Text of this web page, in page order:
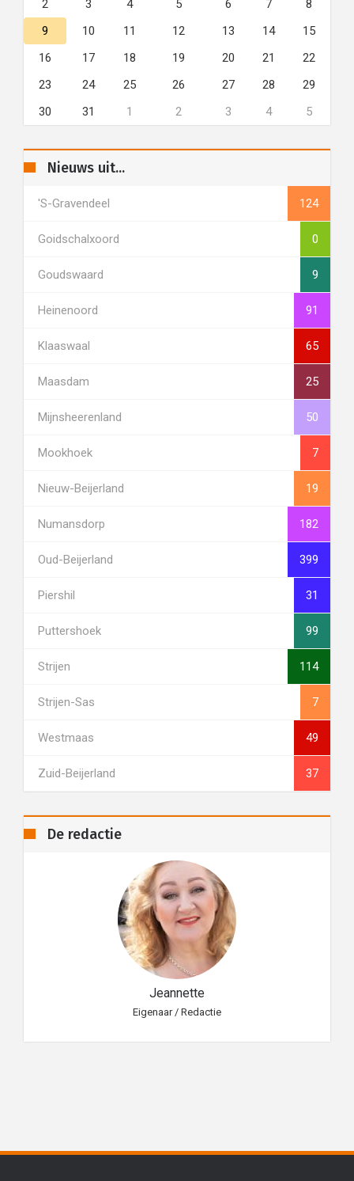
2 3 4 5 6 7
8
9
10 11 12 13 14
15
16
17 18 19 20 21
22
23
24 25 26 27 28
29
30
31 1 2 3 4 5
Nieuws uit...
's-Gravendeel 124
Goidschalxoord 0
Goudswaard 9
Heinenoord 91
Klaaswaal 65
Maasdam 25
Mijnsheerenland 50
Mookhoek 7
Nieuw-Beijerland 19
Numansdorp 182
Oud-Beijerland 399
Piershil 31
Puttershoek 99
Strijen 114
Strijen-Sas 7
Westmaas 49
Zuid-Beijerland 37
De redactie
Jeannette
Eigenaar / Redactie